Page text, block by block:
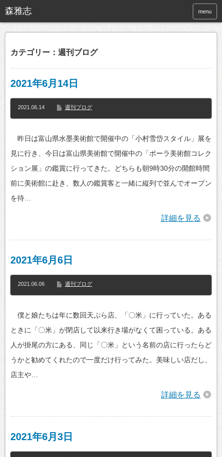
menu
カテゴリー：週刊ブログ
2021年6月14日
2021.06.14 週刊ブログ
昨日は富山県水墨美術館で開催中の「小村雪岱スタイル」展を
見に行き、今日は富山県美術館で開催中の「ポーラ美術館コレク
ション展」の鑑賞に行ってきた。どちらも朝9時30分の開館時間
前に美術館に赴き、数人の鑑賞客と一緒に縦列で並んでオープン
を待…
詳細を見る
2021年6月6日
2021.06.06 週刊ブログ
僕と娘たちは年に数回天ぷら店、「〇米」に行っていた。ある
ときに「〇米」が閉店して以来行き場がなくて困っている。ある
人が掛尾の方にある、同じ「〇米」という名前の店に行ったらど
うかと勧めてくれたので一度だけ行ってみた。美味しい店だし、
店主や…
詳細を見る
2021年6月3日